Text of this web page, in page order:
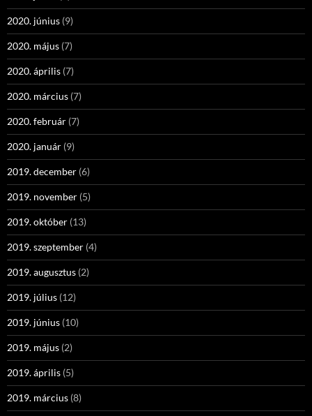
2020. június (9)
2020. május (7)
2020. április (7)
2020. március (7)
2020. február (7)
2020. január (9)
2019. december (6)
2019. november (5)
2019. október (13)
2019. szeptember (4)
2019. augusztus (2)
2019. július (12)
2019. június (10)
2019. május (2)
2019. április (5)
2019. március (8)